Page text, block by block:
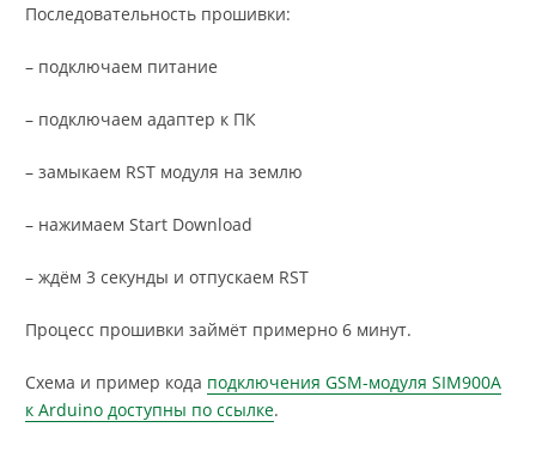
Последовательность прошивки:
– подключаем питание
– подключаем адаптер к ПК
– замыкаем RST модуля на землю
– нажимаем Start Download
– ждём 3 секунды и отпускаем RST
Процесс прошивки займёт примерно 6 минут.
Схема и пример кода подключения GSM-модуля SIM900A
к Arduino доступны по ссылке.